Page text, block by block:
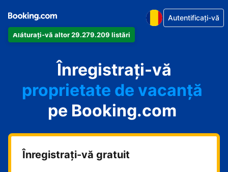
Alăturați-vă altor 29.279.209 listări
Autentificați-vă
Înregistrați-vă
apartamentul
hotelul
proprietate de vacanță
pensiunea
B&B-ul
pe Booking.com
Înregistrați-vă gratuit